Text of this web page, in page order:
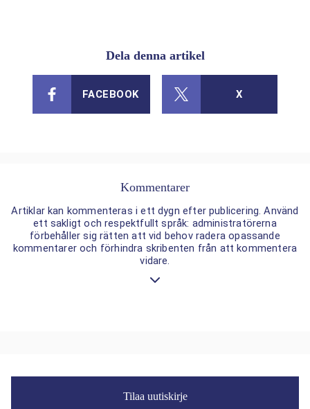
Dela denna artikel
FACEBOOK X
Kommentarer
Artiklar kan kommenteras i ett dygn efter publicering. Använd
ett sakligt och respektfullt språk: administratörerna
förbehåller sig rätten att vid behov radera opassande
kommentarer och förhindra skribenten från att kommentera
vidare.
Tilaa uutiskirje